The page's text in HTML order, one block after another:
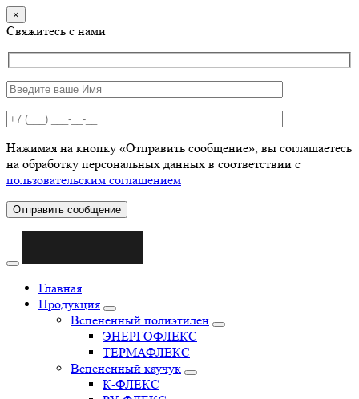
×
Свяжитесь с нами
Нажимая на кнопку «Отправить сообщение», вы соглашаетесь
на обработку персональных данных в соответствии с
пользовательским соглашением
Отправить сообщение
Главная
Продукция
Вспененный полиэтилен
ЭНЕРГОФЛЕКС
ТЕРМАФЛЕКС
Вспененный каучук
К-ФЛЕКС